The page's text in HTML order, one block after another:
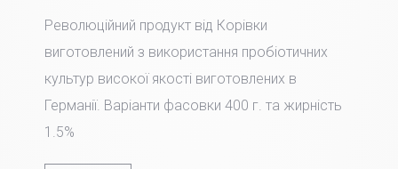
Революційний продукт від Корівки
виготовлений з використання пробіотичних
культур високої якості виготовлених в
Германії. Варіанти фасовки 400 г. та жирність
1.5%